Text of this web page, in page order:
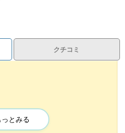
クチコミ
稼げます🙌
っとみる